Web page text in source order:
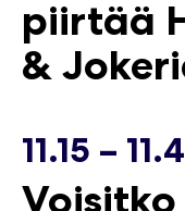
piirtää
&
11.15 –
Voisitko